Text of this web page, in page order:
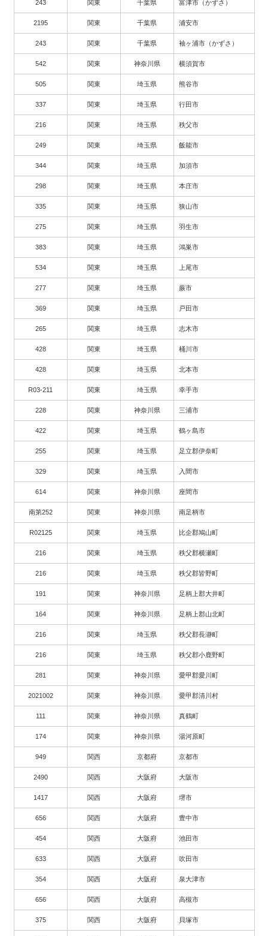
243 関東 千葉県 富津市（かずさ）
2195 関東 千葉県 浦安市
243 関東 千葉県 袖ヶ浦市（かずさ）
542 関東 神奈川県 横須賀市
505 関東 埼玉県 熊谷市
337 関東 埼玉県 行田市
216 関東 埼玉県 秩父市
249 関東 埼玉県 飯能市
344 関東 埼玉県 加須市
298 関東 埼玉県 本庄市
335 関東 埼玉県 狭山市
275 関東 埼玉県 羽生市
383 関東 埼玉県 鴻巣市
534 関東 埼玉県 上尾市
277 関東 埼玉県 蕨市
369 関東 埼玉県 戸田市
265 関東 埼玉県 志木市
428 関東 埼玉県 桶川市
428 関東 埼玉県 北本市
R03-211 関東 埼玉県 幸手市
228 関東 神奈川県 三浦市
422 関東 埼玉県 鶴ヶ島市
255 関東 埼玉県 足立郡伊奈町
329 関東 埼玉県 入間市
614 関東 神奈川県 座間市
南第252 関東 神奈川県 南足柄市
R02125 関東 埼玉県 比企郡鳩山町
216 関東 埼玉県 秩父郡横瀬町
216 関東 埼玉県 秩父郡皆野町
191 関東 神奈川県 足柄上郡大井町
164 関東 神奈川県 足柄上郡山北町
216 関東 埼玉県 秩父郡長瀞町
216 関東 埼玉県 秩父郡小鹿野町
281 関東 神奈川県 愛甲郡愛川町
2021002 関東 神奈川県 愛甲郡清川村
111 関東 神奈川県 真鶴町
174 関東 神奈川県 湯河原町
949 関西 京都府 京都市
2490 関西 大阪府 大阪市
1417 関西 大阪府 堺市
656 関西 大阪府 豊中市
454 関西 大阪府 池田市
633 関西 大阪府 吹田市
354 関西 大阪府 泉大津市
656 関西 大阪府 高槻市
375 関西 大阪府 貝塚市